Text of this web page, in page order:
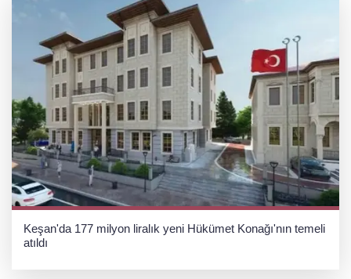
Keşan'da 177 milyon liralık yeni Hükümet Konağı'nın temeli
atıldı